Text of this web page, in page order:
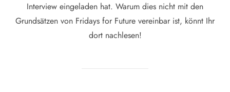
Interview eingeladen hat. Warum dies nicht mit den
Grundsätzen von Fridays for Future vereinbar ist, könnt Ihr
dort nachlesen!